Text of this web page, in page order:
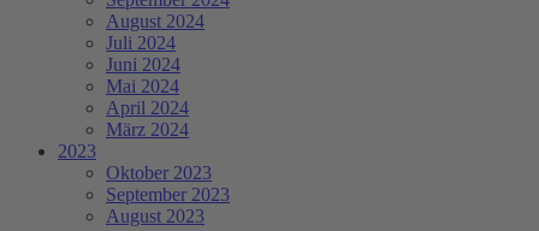
August 2024
Juli 2024
Juni 2024
Mai 2024
April 2024
März 2024
2023
Oktober 2023
September 2023
August 2023